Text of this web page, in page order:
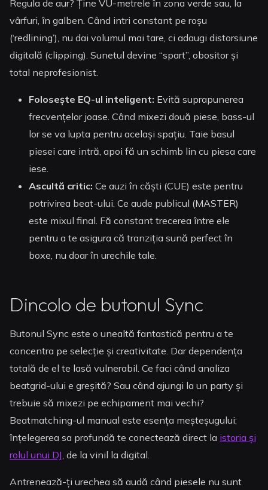
Regula de aur? Ține VU-metrele în zona verde sau, la
vârfuri, în galben. Când intri constant pe roșu
(‘redlining’), nu dai volumul mai tare, ci adaugi distorsiune
digitală (clipping). Sunetul devine “spart”, obositor și
total neprofesionist.
Folosește EQ-ul inteligent: Evită suprapunerea
frecvențelor joase. Când mixezi două piese, bass-ul
lor se va lupta pentru același spațiu. Taie basul
piesei care intră, apoi fă un schimb lin cu piesa care
iese.
Ascultă critic: Ce auzi în căști (CUE) este pentru
potrivirea beat-ului. Ce aude publicul (MASTER)
este mixul final. Fă constant trecerea între ele
pentru a te asigura că tranziția sună perfect în
boxe, nu doar în urechile tale.
Dincolo de butonul Sync
Butonul Sync este o unealtă fantastică pentru a te
concentra pe selecție și creativitate. Dar dependența
totală de el te lasă vulnerabil. Ce faci când analiza
beatgrid-ului e greșită? Sau când ajungi la un party și
trebuie să mixezi pe echipament mai vechi?
Beatmatching-ul manual este esența meșteșugului;
înțelegerea sa profundă te conectează direct la istoria și
rolul unui DJ, de la vinil la digital.
Antrenează-ți urechea să audă când piesele nu sunt